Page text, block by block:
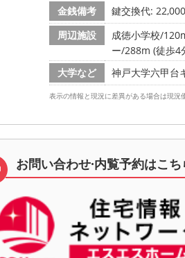
金銭備考
鍵交換代:
周辺施設
成徳小学校/
ー/288m (徒歩4
大学など
神戸大学六甲台
表示の情報と現況に差異がある場合は現況
お問い合わせ·内覧予約はこ